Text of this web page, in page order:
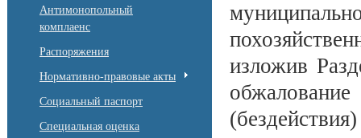
Антимонопольный
комплаенс
Распоряжения
Нормативно-правовые акты
Социальный паспорт
Специальная оценка
изложив